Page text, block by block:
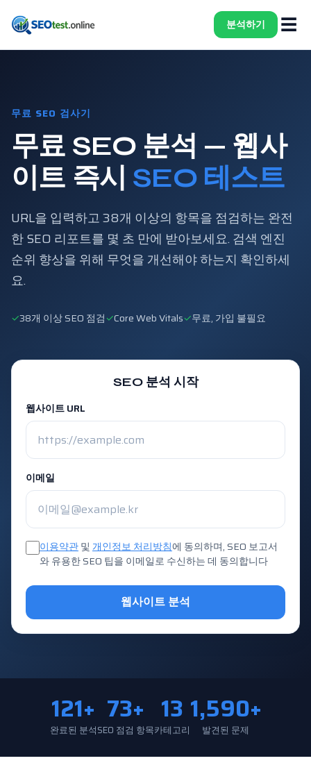
분석하기 ☰
무료 SEO 검사기
무료 SEO 분석 — 웹사
이트 즉시 SEO 테스트
URL을 입력하고 38개 이상의 항목을 점검하는 완전
한 SEO 리포트를 몇 초 만에 받아보세요. 검색 엔진
순위 향상을 위해 무엇을 개선해야 하는지 확인하세
요.
✓38개 이상 SEO 점검✓Core Web Vitals✓무료, 가입 불필요
SEO 분석 시작
웹사이트 URL
이메일
이용약관및 개인정보 처리방침에 동의하며, SEO 보고서
와 유용한 SEO 팁을 이메일로 수신하는 데 동의합니다
웹사이트 분석
121+
완료된 분석
73+
SEO 점검 항목
13
카테고리
1,590+
발견된 문제